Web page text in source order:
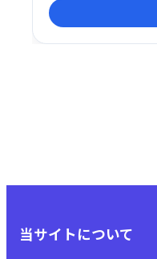
当サイトについて